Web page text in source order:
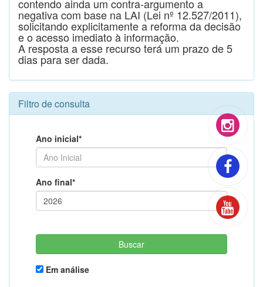
contendo ainda um contra-argumento a
negativa com base na LAI (Lei nº 12.527/2011),
solicitando explicitamente a reforma da decisão
e o acesso imediato à informação.
A resposta a esse recurso terá um prazo de 5
dias para ser dada.
Filtro de consulta
Ano inicial*
Ano final*
Em análise